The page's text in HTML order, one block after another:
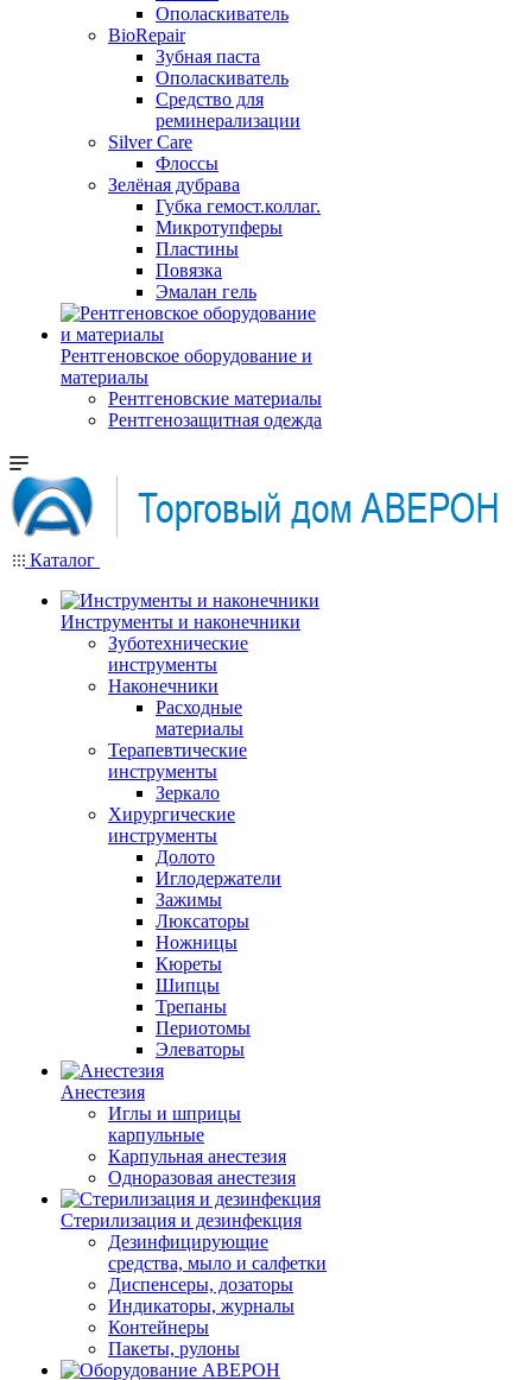
Ополаскиватель
BioRepair
Зубная паста
Ополаскиватель
Средство для
реминерализации
Silver Care
Флоссы
Зелёная дубрава
Губка гемост.коллаг.
Микротупферы
Пластины
Повязка
Эмалан гель
Рентгеновское оборудование и
материалы
Рентгеновские материалы
Рентгенозащитная одежда
Каталог
Инструменты и наконечники
Зуботехнические
инструменты
Наконечники
Расходные
материалы
Терапевтические
инструменты
Зеркало
Хирургические
инструменты
Долото
Иглодержатели
Зажимы
Люксаторы
Ножницы
Кюреты
Шипцы
Трепаны
Периотомы
Элеваторы
Анестезия
Иглы и шприцы
карпульные
Карпульная анестезия
Одноразовая анестезия
Стерилизация и дезинфекция
Дезинфицирующие
средства, мыло и салфетки
Диспенсеры, дозаторы
Индикаторы, журналы
Контейнеры
Пакеты, рулоны